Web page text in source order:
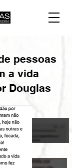
pessoas
a vida
Douglas